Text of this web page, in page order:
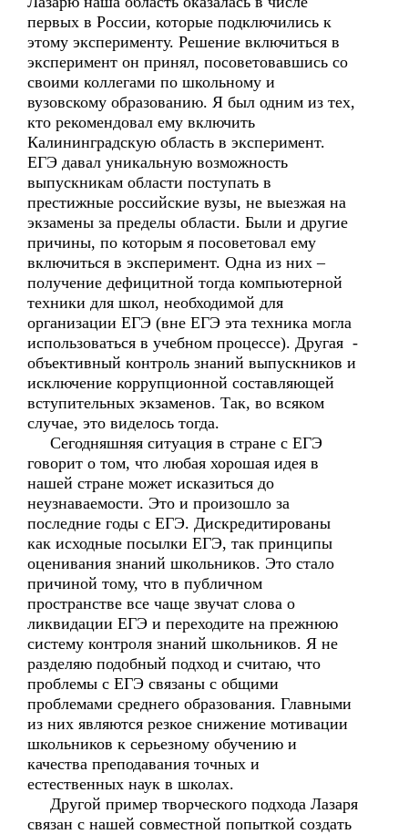
первых в России, которые подключились к
этому эксперименту. Решение включиться в
эксперимент он принял, посоветовавшись со
своими коллегами по школьному и
вузовскому образованию. Я был одним из тех,
кто рекомендовал ему включить
Калининградскую область в эксперимент.
ЕГЭ давал уникальную возможность
выпускникам области поступать в
престижные российские вузы, не выезжая на
экзамены за пределы области. Были и другие
причины, по которым я посоветовал ему
включиться в эксперимент. Одна из них –
получение дефицитной тогда компьютерной
техники для школ, необходимой для
организации ЕГЭ (вне ЕГЭ эта техника могла
использоваться в учебном процессе). Другая -
объективный контроль знаний выпускников и
исключение коррупционной составляющей
вступительных экзаменов. Так, во всяком
случае, это виделось тогда.
Сегодняшняя ситуация в стране с ЕГЭ
говорит о том, что любая хорошая идея в
нашей стране может исказиться до
неузнаваемости. Это и произошло за
последние годы с ЕГЭ. Дискредитированы
как исходные посылки ЕГЭ, так принципы
оценивания знаний школьников. Это стало
причиной тому, что в публичном
пространстве все чаще звучат слова о
ликвидации ЕГЭ и переходите на прежнюю
систему контроля знаний школьников. Я не
разделяю подобный подход и считаю, что
проблемы с ЕГЭ связаны с общими
проблемами среднего образования. Главными
из них являются резкое снижение мотивации
школьников к серьезному обучению и
качества преподавания точных и
естественных наук в школах.
Другой пример творческого подхода Лазаря
связан с нашей совместной попыткой создать